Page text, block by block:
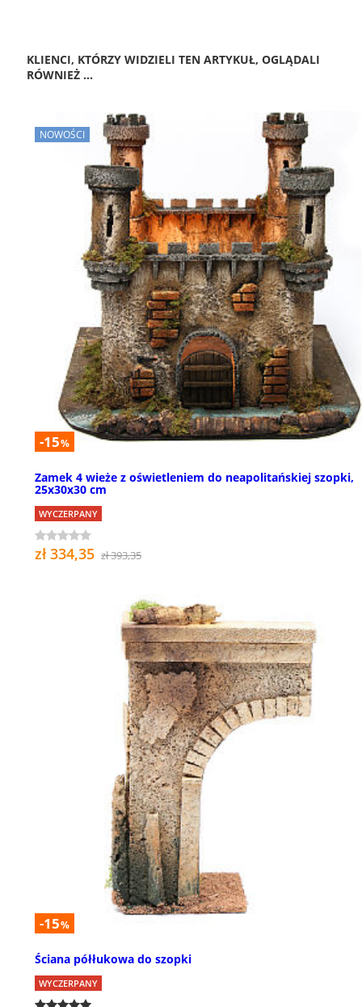
KLIENCI, KTÓRZY WIDZIELI TEN ARTYKUŁ, OGLĄDALI
RÓWNIEŻ ...
NOWOŚCI
-15%
Zamek 4 wieże z oświetleniem do neapolitańskiej szopki,
25x30x30 cm
WYCZERPANY
zł 334,35 zł 393,35
-15%
Ściana półłukowa do szopki
WYCZERPANY